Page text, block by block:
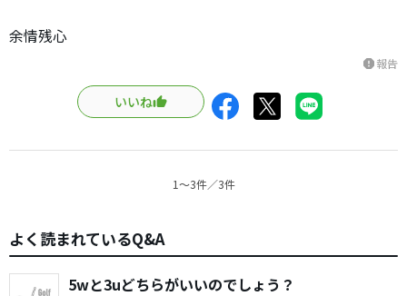
余情残心
report報告
いいね
1〜3件／3件
よく読まれているQ&A
5wと3uどちらがいいのでしょう？